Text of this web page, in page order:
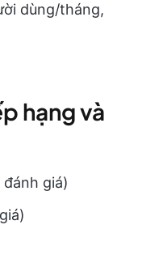
dùng/tháng,
hạng và
giá)